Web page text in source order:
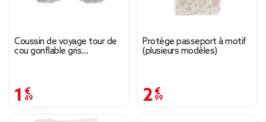
Coussin de voyage tour de
cou gonflable gris
1,49 €
Protège passeport à motif
(plusieurs modèles)
2,99 €